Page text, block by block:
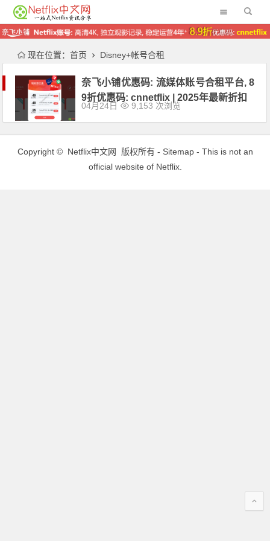
现在位置： 首页 Disney+帐号合租
奈飞小铺优惠码: 流媒体账号合租平台, 8
9折优惠码: cnnetflix | 2025年最新折扣
04月24日 9,153 次浏览
Copyright © Netflix中文网 版权所有 - Sitemap- This is not an
official website of Netflix.